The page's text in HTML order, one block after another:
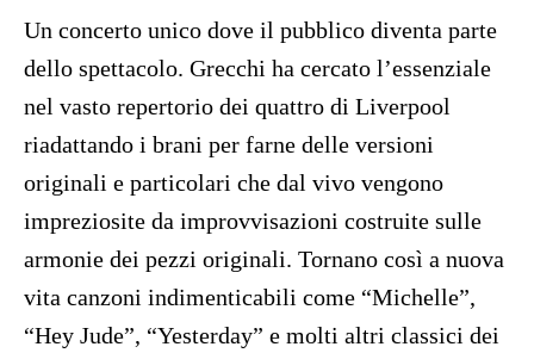
Un concerto unico dove il pubblico diventa parte
dello spettacolo. Grecchi ha cercato l’essenziale
nel vasto repertorio dei quattro di Liverpool
riadattando i brani per farne delle versioni
originali e particolari che dal vivo vengono
impreziosite da improvvisazioni costruite sulle
armonie dei pezzi originali. Tornano così a nuova
vita canzoni indimenticabili come “Michelle”,
“Hey Jude”, “Yesterday” e molti altri classici dei